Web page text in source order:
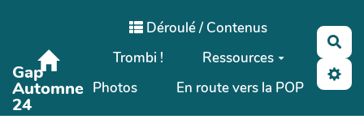
Aller au contenu principal
Gap
Automne
24
Déroulé / Contenus
Trombi !
Ressources
Photos
En route vers la POP